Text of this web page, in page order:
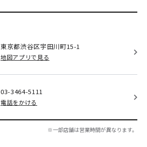
東京都渋谷区宇田川町15-1
地図アプリで見る
03-3464-5111
電話をかける
※一部店舗は営業時間が異なります。